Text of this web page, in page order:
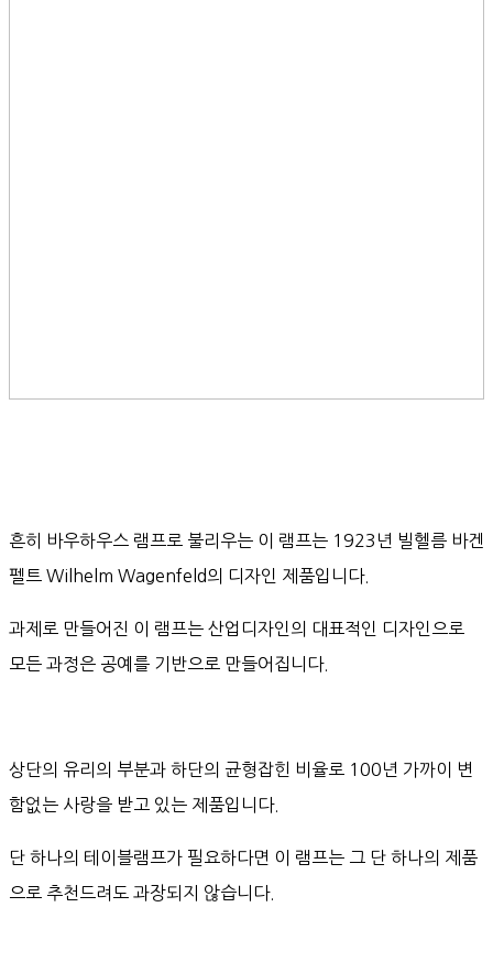
흔히 바우하우스 램프로 불리우는 이 램프는 1923년 빌헬름 바겐
펠트 Wilhelm Wagenfeld의 디자인 제품입니다.
과제로 만들어진 이 램프는 산업디자인의 대표적인 디자인으로
모든 과정은 공예를 기반으로 만들어집니다.
상단의 유리의 부분과 하단의 균형잡힌 비율로 100년 가까이 변
함없는 사랑을 받고 있는 제품입니다.
단 하나의 테이블램프가 필요하다면 이 램프는 그 단 하나의 제품
으로 추천드려도 과장되지 않습니다.